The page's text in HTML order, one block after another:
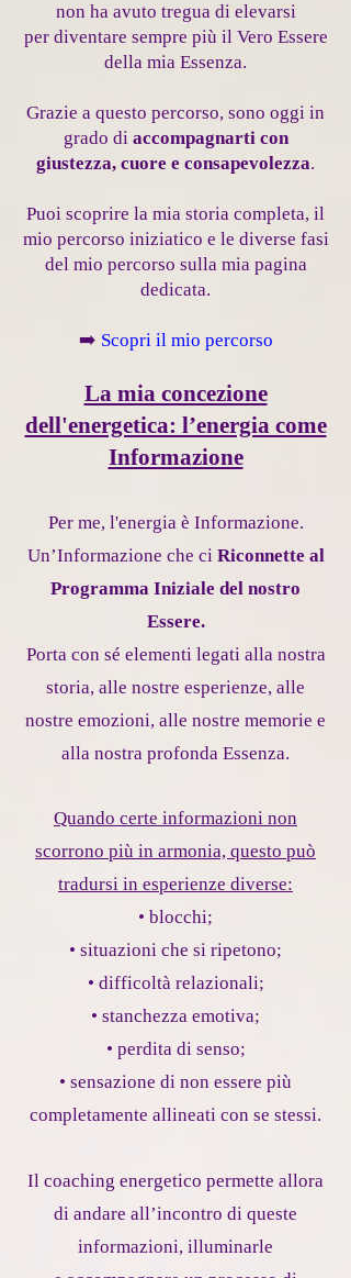
non ha avuto tregua di elevarsi
per diventare sempre più il Vero Essere
della mia Essenza.
Grazie a questo percorso, sono oggi in
grado di accompagnarti con
giustezza, cuore e consapevolezza.
Puoi scoprire la mia storia completa, il
mio percorso iniziatico e le diverse fasi
del mio percorso sulla mia pagina
dedicata.
➡️ Scopri il mio percorso
La mia concezione
dell'energetica: l’energia come
Informazione
Per me, l'energia è Informazione.
Un’Informazione che ci Riconnette al
Programma Iniziale del nostro
Essere.
Porta con sé elementi legati alla nostra
storia, alle nostre esperienze, alle
nostre emozioni, alle nostre memorie e
alla nostra profonda Essenza.
Quando certe informazioni non
scorrono più in armonia, questo può
tradursi in esperienze diverse:
• blocchi;
• situazioni che si ripetono;
• difficoltà relazionali;
• stanchezza emotiva;
• perdita di senso;
• sensazione di non essere più
completamente allineati con se stessi.
Il coaching energetico permette allora
di andare all’incontro di queste
informazioni, illuminarle